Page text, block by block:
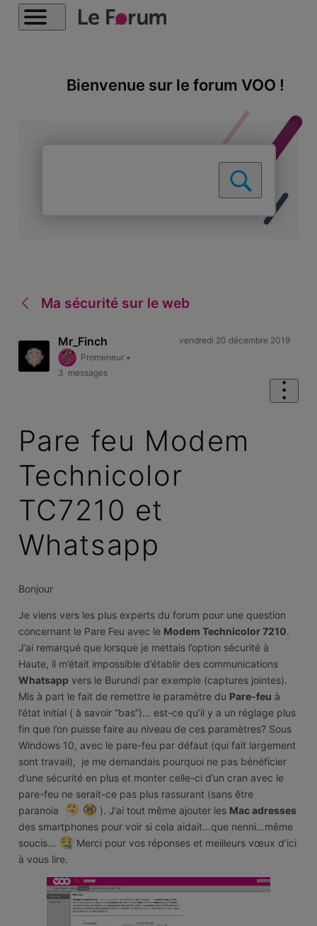
Bienvenue sur le forum VOO !
Ma sécurité sur le web
Mr_Finch
Promeneur •
3 messages
vendredi 20 décembre 2019
Pare feu Modem
Technicolor
TC7210 et
Whatsapp
Bonjour
Je viens vers les plus experts du forum pour une question
concernant le Pare Feu avec le Modem Technicolor 7210.
J’ai remarqué que lorsque je mettais l’option sécurité à
Haute, il m’était impossible d’établir des communications
Whatsapp vers le Burundi par exemple (captures jointes).
Mis à part le fait de remettre le paramètre du Pare-feu à
l’état initial ( à savoir “bas”)… est-ce qu’il y a un réglage plus
fin que l’on puisse faire au niveau de ces paramètres? Sous
Windows 10, avec le pare-feu par défaut (qui fait largement
sont travail), je me demandais pourquoi ne pas bénéficier
d’une sécurité en plus et monter celle-ci d’un cran avec le
pare-feu ne serait-ce pas plus rassurant (sans être
paranoia
). J’ai tout même ajouter les Mac adresses
des smartphones pour voir si cela aidait...que nenni...même
soucis...
Merci pour vos réponses et meilleurs vœux d’ici
à vous lire.